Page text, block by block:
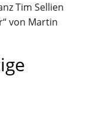
Tim Sellien
von Martin